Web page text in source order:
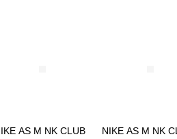
將依據個別帳號之用戶狀況，依本公司即
AS M NK CLUB
NIKE AS M NK